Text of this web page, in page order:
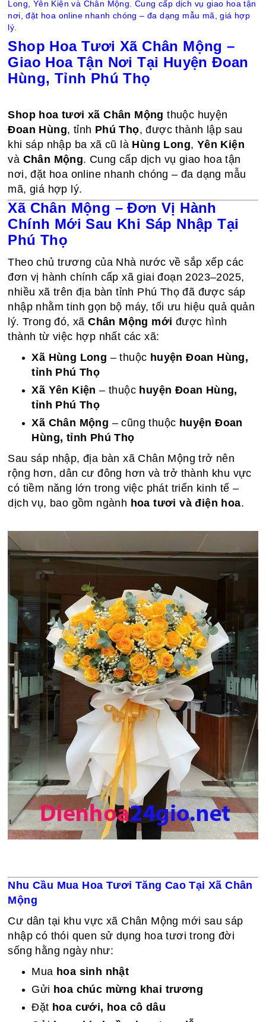
Long, Yên Kiện và Chân Mộng. Cung cấp dịch vụ giao hoa tận
nơi, đặt hoa online nhanh chóng – đa dạng mẫu mã, giá hợp
lý.
Shop Hoa Tươi Xã Chân Mộng –
Giao Hoa Tận Nơi Tại Huyện Đoan
Hùng, Tỉnh Phú Thọ
Shop hoa tươi xã Chân Mộng thuộc huyện
Đoan Hùng, tỉnh Phú Thọ, được thành lập sau
khi sáp nhập ba xã cũ là Hùng Long, Yên Kiện
và Chân Mộng. Cung cấp dịch vụ giao hoa tận
nơi, đặt hoa online nhanh chóng – đa dạng mẫu
mã, giá hợp lý.
Xã Chân Mộng – Đơn Vị Hành
Chính Mới Sau Khi Sáp Nhập Tại
Phú Thọ
Theo chủ trương của Nhà nước về sắp xếp các
đơn vị hành chính cấp xã giai đoạn 2023–2025,
nhiều xã trên địa bàn tỉnh Phú Thọ đã được sáp
nhập nhằm tinh gọn bộ máy, tối ưu hiệu quả quản
lý. Trong đó, xãChân Mộng mới được hình
thành từ việc hợp nhất các xã:
Xã Hùng Long – thuộc huyện Đoan Hùng,
tỉnh Phú Thọ
Xã Yên Kiện – thuộc huyện Đoan Hùng,
tỉnh Phú Thọ
Xã Chân Mộng – cũng thuộc huyện Đoan
Hùng, tỉnh Phú Thọ
Sau sáp nhập, địa bàn xã Chân Mộng trở nên
rộng hơn, dân cư đông hơn và trở thành khu vực
có tiềm năng lớn trong việc phát triển kinh tế –
dịch vụ, bao gồm ngành hoa tươi và điện hoa.
Nhu Cầu Mua Hoa Tươi Tăng Cao Tại Xã Chân
Mộng
Cư dân tại khu vực xã Chân Mộng mới sau sáp
nhập có thói quen sử dụng hoa tươi trong đời
sống hằng ngày như:
Mua hoa sinh nhật
Gửi hoa chúc mừng khai trương
Đặt hoa cưới, hoa cô dâu